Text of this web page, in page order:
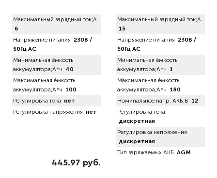
Максимальный зарядный ток;А
6
Напряжение питания 230В /
50Гц AC
Минимальная ёмкость
аккумулятора;А*ч 40
Максимальная ёмкость
аккумулятора;А*ч 100
Регулировка тока нет
Регулировка напряжения нет
445.97 руб.
Максимальный зарядный ток;А
15
Напряжение питания 230В /
50Гц AC
Минимальная ёмкость
аккумулятора;А*ч 1
Максимальная ёмкость
аккумулятора;А*ч 180
Номинальное напр. АКБ;В 12
Регулировка тока
дискретная
Регулировка напряжения
дискретная
Тип заряжаемых АКБ AGM